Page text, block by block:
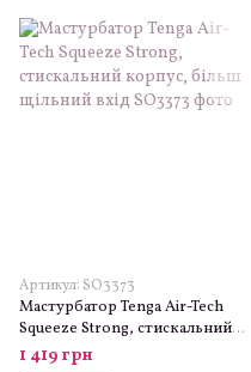
Артикул: SO3373
Мастурбатор Tenga Air-Tech
Squeeze Strong, стискальний
корпус, більш щільний вхід
1 419 грн